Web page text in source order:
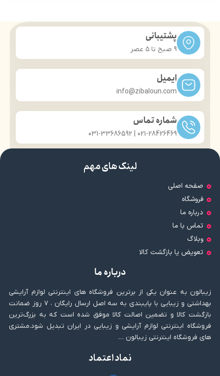
پشتیبانی
9 صبح تا ۵ عصر
ایمیل
info@zibaloun.com
شماره تماس
021-28426469 | 031-33686592
لینک های مهم
صفحه اصلی
فروشگاه
درباره ما
تماس با ما
وبلاگ
تعویض یا بازگشت کالا
درباره ما
زیبالون به عنوان یکی از برترین فروشگاه های اینترنتی لوازم آرایشی
بهداشتی و زیبایی با پایبندی به سه اصل ارسال رایگان ، ۷ روز ضمانت
بازگشت کالا و تضمین اصالت کالا موفق شده است که به بزرگ‌ترین
فروشگاه اینترنتی لوازم آرایشی و زیبایی در ایران تبدیل شود.مشتری
های فروشگاه اینترنتی زیبالون …
نماد اعتماد